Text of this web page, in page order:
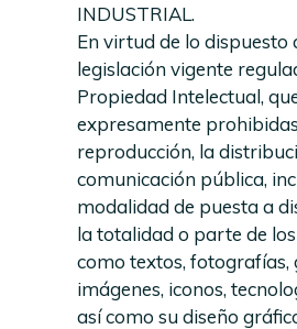
INDUSTRIAL.
En virtud de lo dispuesto
legislación vigente
Propiedad Intelectual,
expresamente
reproducción, la
comunicación pública,
modalidad de puesta a
la totalidad o parte de
como textos, fotografías,
imágenes, iconos,
así como su diseño